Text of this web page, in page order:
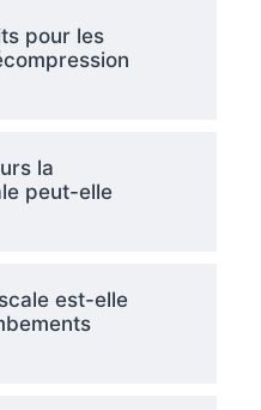
pour les
la
peut-elle
est-elle